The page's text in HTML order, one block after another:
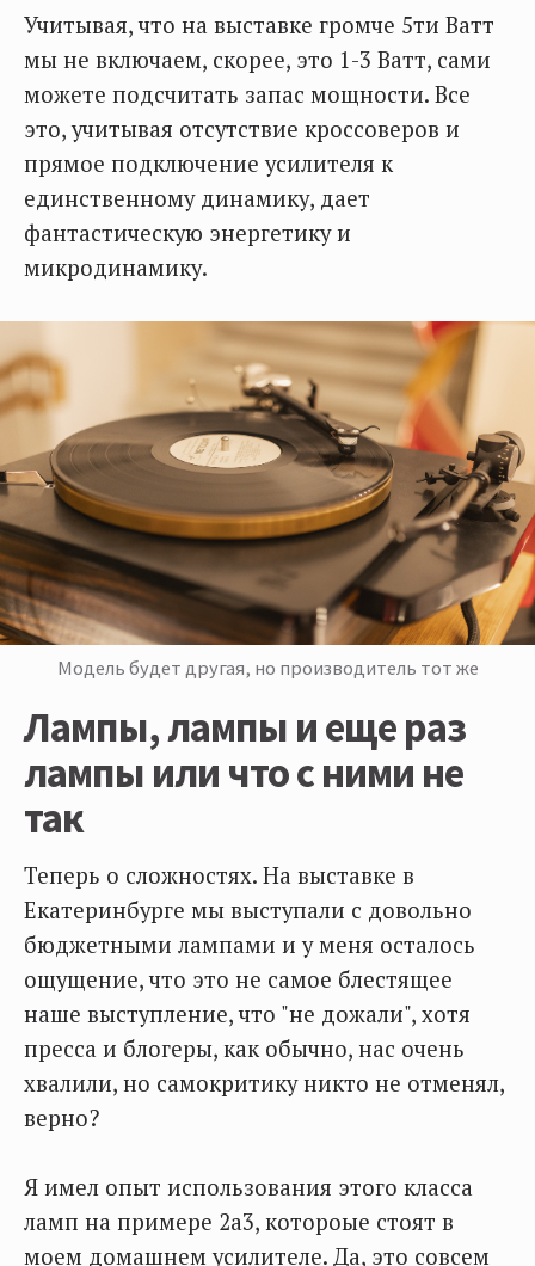
Учитывая, что на выставке громче 5ти Ватт
мы не включаем, скорее, это 1-3 Ватт, сами
можете подсчитать запас мощности. Все
это, учитывая отсутствие кроссоверов и
прямое подключение усилителя к
единственному динамику, дает
фантастическую энергетику и
микродинамику.
Модель будет другая, но производитель тот же
Лампы, лампы и еще раз
лампы или что с ними не
так
Теперь о сложностях. На выставке в
Екатеринбурге мы выступали с довольно
бюджетными лампами и у меня осталось
ощущение, что это не самое блестящее
наше выступление, что "не дожали", хотя
пресса и блогеры, как обычно, нас очень
хвалили, но самокритику никто не отменял,
верно?
Я имел опыт использования этого класса
ламп на примере 2а3, котороые стоят в
моем домашнем усилителе. Да, это совсем